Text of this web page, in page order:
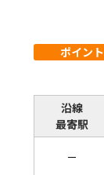
ポイント
沿線
最寄駅
－